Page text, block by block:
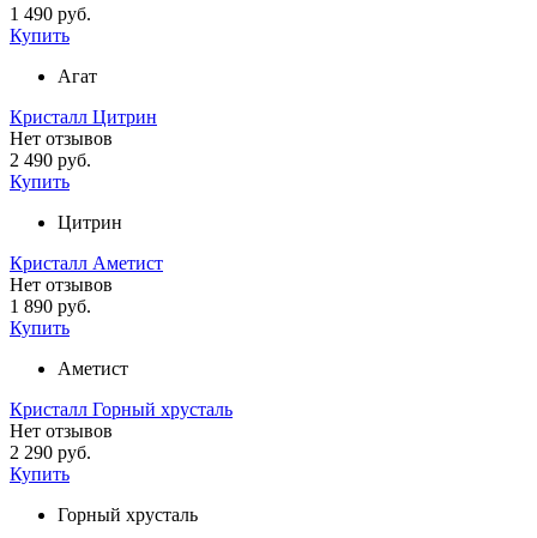
1 490 руб.
Купить
Агат
Кристалл Цитрин
Нет отзывов
2 490 руб.
Купить
Цитрин
Кристалл Аметист
Нет отзывов
1 890 руб.
Купить
Аметист
Кристалл Горный хрусталь
Нет отзывов
2 290 руб.
Купить
Горный хрусталь